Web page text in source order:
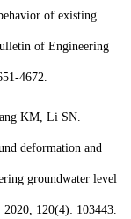
of existing
of Engineering
4672.
KM, Li SN.
deformation and
groundwater level
2020, 120(4): 103443.